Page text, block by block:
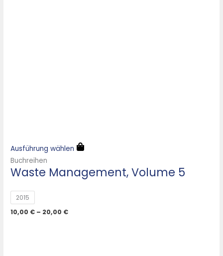
Ausführung wählen
Buchreihen
Waste Management, Volume 5
2015
10,00 € – 20,00 €